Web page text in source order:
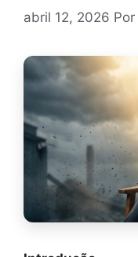
abril 12, 2026 Por